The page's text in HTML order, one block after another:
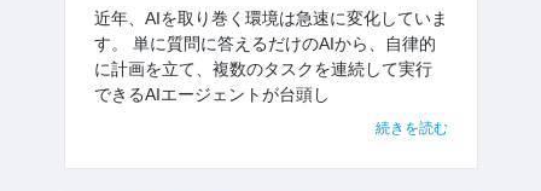
近年、AIを取り巻く環境は急速に変化していま
す。 単に質問に答えるだけのAIから、自律的
に計画を立て、複数のタスクを連続して実行
できるAIエージェントが台頭し
続きを読む